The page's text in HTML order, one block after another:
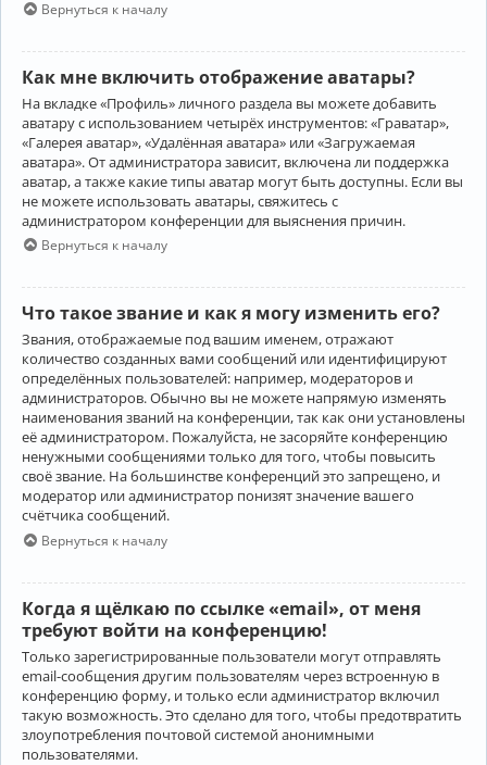
Вернуться к началу
Как мне включить отображение аватары?
На вкладке «Профиль» личного раздела вы можете добавить
аватару с использованием четырёх инструментов: «Граватар»,
«Галерея аватар», «Удалённая аватара» или «Загружаемая
аватара». От администратора зависит, включена ли поддержка
аватар, а также какие типы аватар могут быть доступны. Если вы
не можете использовать аватары, свяжитесь с
администратором конференции для выяснения причин.
Вернуться к началу
Что такое звание и как я могу изменить его?
Звания, отображаемые под вашим именем, отражают
количество созданных вами сообщений или идентифицируют
определённых пользователей: например, модераторов и
администраторов. Обычно вы не можете напрямую изменять
наименования званий на конференции, так как они установлены
её администратором. Пожалуйста, не засоряйте конференцию
ненужными сообщениями только для того, чтобы повысить
своё звание. На большинстве конференций это запрещено, и
модератор или администратор понизят значение вашего
счётчика сообщений.
Вернуться к началу
Когда я щёлкаю по ссылке «email», от меня
требуют войти на конференцию!
Только зарегистрированные пользователи могут отправлять
email-сообщения другим пользователям через встроенную в
конференцию форму, и только если администратор включил
такую возможность. Это сделано для того, чтобы предотвратить
злоупотребления почтовой системой анонимными
пользователями.